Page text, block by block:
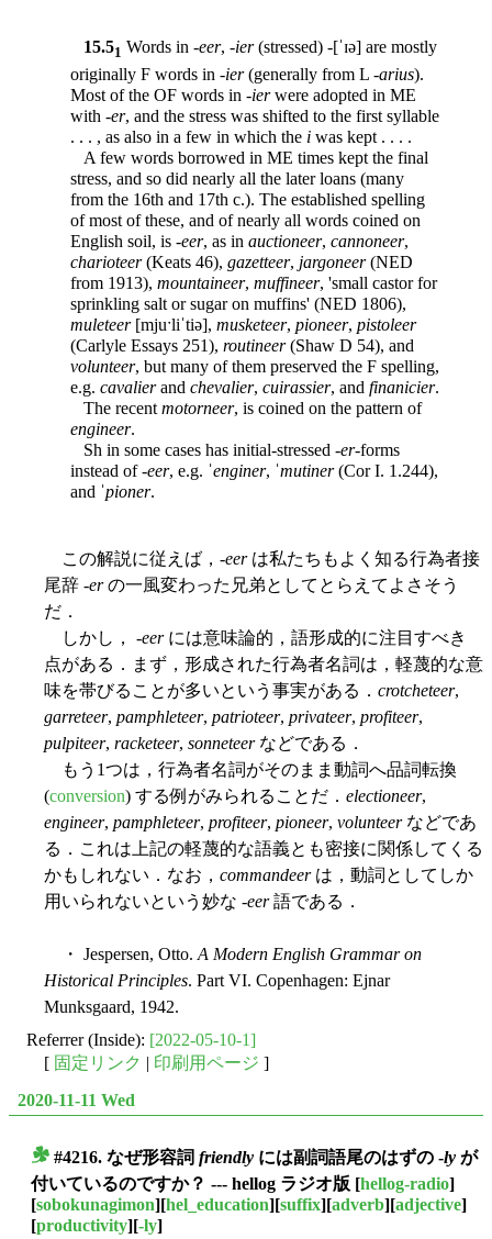
15.51 Words in -eer, -ier(stressed) -[ˈɪə] are mostly
originally F words in -ier(generally from L -arius).
Most of the OF words in -ierwere adopted in ME
with -er, and the stress was shifted to the first syllable
. . . , as also in a few in which the i was kept . . . .
A few words borrowed in ME times kept the final
stress, and so did nearly all the later loans (many
from the 16th and 17th c.). The established spelling
of most of these, and of nearly all words coined on
English soil, is -eer, as in auctioneer, cannoneer,
charioteer(Keats 46), gazetteer, jargoneer(NED
from 1913), mountaineer, muffineer, 'small castor for
sprinkling salt or sugar on muffins' (NED 1806),
muleteer[mjuˑliˈtiə], musketeer, pioneer, pistoleer
(Carlyle Essays 251), routineer(Shaw D 54), and
volunteer, but many of them preserved the F spelling,
e.g. cavalierand chevalier, cuirassier, and finanicier.
The recent motorneer, is coined on the pattern of
engineer.
Sh in some cases has initial-stressed -er-forms
instead of -eer, e.g. ˈenginer, ˈmutiner(Cor I. 1.244),
and ˈpioner.
この解説に従えば，-eerは私たちもよく知る行為者接
尾辞 -erの一風変わった兄弟としてとらえてよさそう
だ．
しかし， -eerには意味論的，語形成的に注目すべき
点がある．まず，形成された行為者名詞は，軽蔑的な意
味を帯びることが多いという事実がある． crotcheteer,
garreteer, pamphleteer, patrioteer, privateer, profiteer,
pulpiteer, racketeer, sonneteerなどである．
もう1つは，行為者名詞がそのまま動詞へ品詞転換
(conversion) する例がみられることだ． electioneer,
engineer, pamphleteer, profiteer, pioneer, volunteerなどであ
る．これは上記の軽蔑的な語義とも密接に関係してくる
かもしれない．なお， commandeerは，動詞としてしか
用いられないという妙な -eer語である．
・ Jespersen, Otto. A Modern English Grammar on
Historical Principles. Part VI. Copenhagen: Ejnar
Munksgaard, 1942.
Referrer (Inside): [2022-05-10-1]
[ 固定リンク | 印刷用ページ ]
2020-11-11 Wed
#4216. なぜ形容詞 friendly には副詞語尾のはずの -ly が
付いているのですか？ --- hellog ラジオ版 [hellog-radio]
[sobokunagimon][hel_education][suffix][adverb][adjective]
[productivity][-ly]